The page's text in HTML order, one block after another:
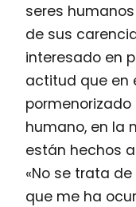
seres
de sus
interesado en
actitud que en
pormenorizado
humano, en la
están hechos
«No se trata
que me ha